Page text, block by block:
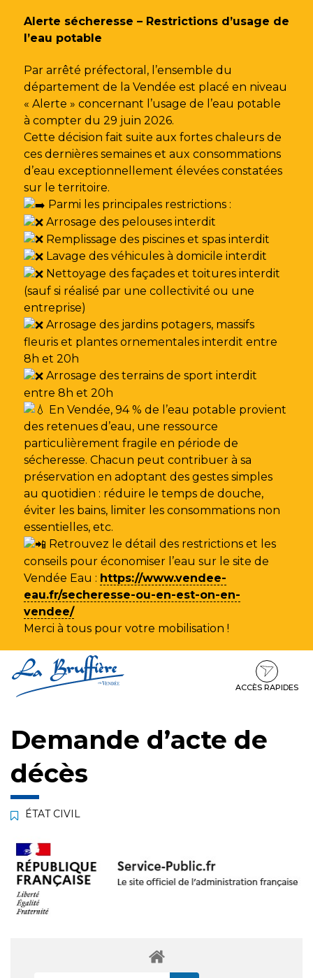
Alerte sécheresse – Restrictions d’usage de
l’eau potable
Par arrêté préfectoral, l’ensemble du
département de la Vendée est placé en niveau
« Alerte » concernant l’usage de l’eau potable
à compter du 29 juin 2026.
Cette décision fait suite aux fortes chaleurs de
ces dernières semaines et aux consommations
d’eau exceptionnellement élevées constatées
sur le territoire.
Parmi les principales restrictions :
Arrosage des pelouses interdit
Remplissage des piscines et spas interdit
Lavage des véhicules à domicile interdit
Nettoyage des façades et toitures interdit
(sauf si réalisé par une collectivité ou une
entreprise)
Arrosage des jardins potagers, massifs
fleuris et plantes ornementales interdit entre
8h et 20h
Arrosage des terrains de sport interdit
entre 8h et 20h
En Vendée, 94 % de l’eau potable provient
des retenues d’eau, une ressource
particulièrement fragile en période de
sécheresse. Chacun peut contribuer à sa
préservation en adoptant des gestes simples
au quotidien : réduire le temps de douche,
éviter les bains, limiter les consommations non
essentielles, etc.
Retrouvez le détail des restrictions et les
conseils pour économiser l’eau sur le site de
Vendée Eau : https://www.vendee-
eau.fr/secheresse-ou-en-est-on-en-
vendee/
Merci à tous pour votre mobilisation !
au
contenu
au
ACCÈS RAPIDES
Demande d’acte de
décès
ÉTAT CIVIL